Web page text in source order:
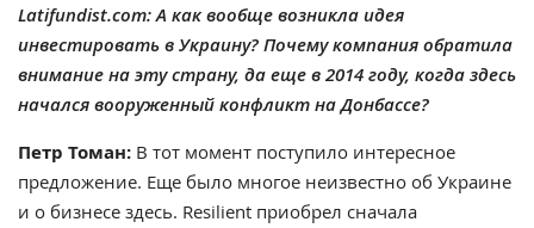
Latifundist.com: А как вообще возникла идея
инвестировать в Украину? Почему компания обратила
внимание на эту страну, да еще в 2014 году, когда здесь
начался вооруженный конфликт на Донбассе?
Петр Томан: В тот момент поступило интересное
предложение. Еще было многое неизвестно об Украине
и о бизнесе здесь. Resilient приобрел сначала